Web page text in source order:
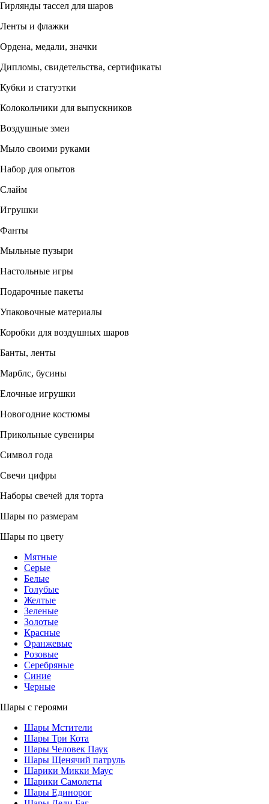
Гирлянды тассел для шаров
Ленты и флажки
Ордена, медали, значки
Дипломы, свидетельства, сертификаты
Кубки и статуэтки
Колокольчики для выпускников
Воздушные змеи
Мыло своими руками
Набор для опытов
Слайм
Игрушки
Фанты
Мыльные пузыри
Настольные игры
Подарочные пакеты
Упаковочные материалы
Коробки для воздушных шаров
Банты, ленты
Марблс, бусины
Елочные игрушки
Новогодние костюмы
Прикольные сувениры
Символ года
Свечи цифры
Наборы свечей для торта
Шары по размерам
Шары по цвету
Мятные
Серые
Белые
Голубые
Желтые
Зеленые
Золотые
Красные
Оранжевые
Розовые
Серебряные
Синие
Черные
Шары с героями
Шары Мстители
Шары Три Кота
Шары Человек Паук
Шары Щенячий патруль
Шарики Микки Маус
Шарики Самолеты
Шары Единорог